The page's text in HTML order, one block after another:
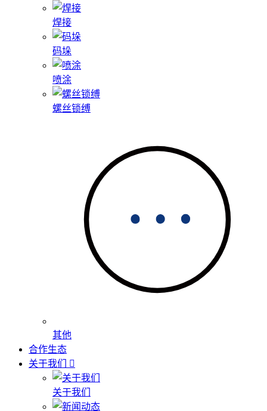
焊接
码垛
喷涂
螺丝锁缚
其他
合作生态
关于我们
关于我们